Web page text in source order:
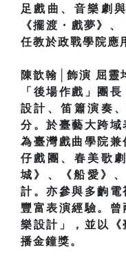
足戲曲、音樂劇
《擺渡・戲夢》
任教於政戰學院應
陳歆翰│飾演 屈靈
「後場作戲」團
設計、笛簫演奏
分。於臺藝大跨
為臺灣戲曲學院
仔戲團、春美歌
城》、《船愛》
計。亦參與多齣
豐富表演經驗。
樂設計」，並以
播金鐘獎。